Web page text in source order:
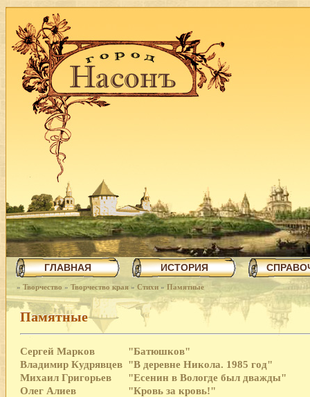
ГЛАВНАЯ ИСТОРИЯ
» Творчество » Творчество края » Стихи » Памятные
Памятные
Сергей Марков
"Батюшков"
Владимир Кудрявцев "В деревне Никола. 1985 год"
Михаил Григорьев
"Есенин в Вологде был дважды"
Олег Алиев
"Кровь за кровь!"